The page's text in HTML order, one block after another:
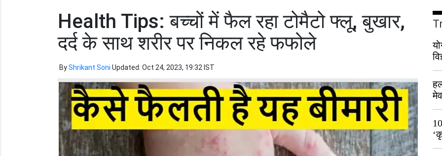
Health Tips: बच्चों में फैल रहा टोमैटो फ्लू, बुखार,
दर्द के साथ शरीर पर निकल रहे फफोले
ByShrikant Soni Updated: Oct 24, 2023, 19:32 IST